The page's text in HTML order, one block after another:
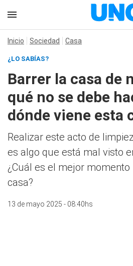
Inicio Sociedad Casa
¿LO SABÍAS?
Barrer la casa de
qué no se debe
dónde viene esta
Realizar este acto de
es algo que está mal visto
¿Cuál es el mejor
casa?
13 de mayo 2025 - 08:40hs